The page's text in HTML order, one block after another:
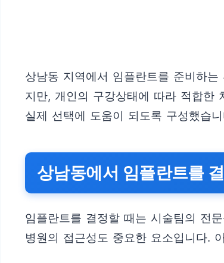
상남동 지역에서 임플란트를 준비하
지만, 개인의 구강상태에 따라 적합한
실제 선택에 도움이 되도록 구성했습
상남동에서 임플란트를
임플란트를 결정할 때는 시술팀의 전
병원의 접근성도 중요한 요소입니다.